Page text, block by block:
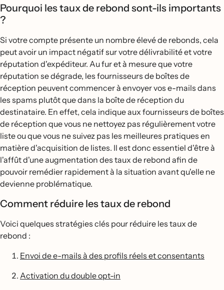
Pourquoi les taux de rebond sont-ils importants
?
Si votre compte présente un nombre élevé de rebonds, cela
peut avoir un impact négatif sur votre délivrabilité et votre
réputation d'expéditeur. Au fur et à mesure que votre
réputation se dégrade, les fournisseurs de boîtes de
réception peuvent commencer à envoyer vos e-mails dans
les spams plutôt que dans la boîte de réception du
destinataire. En effet, cela indique aux fournisseurs de boîtes
de réception que vous ne nettoyez pas régulièrement votre
liste ou que vous ne suivez pas les meilleures pratiques en
matière d'acquisition de listes. Il est donc essentiel d'être à
l'affût d'une augmentation des taux de rebond afin de
pouvoir remédier rapidement à la situation avant qu'elle ne
devienne problématique.
Comment réduire les taux de rebond
Voici quelques stratégies clés pour réduire les taux de
rebond :
Envoi de e-mails à des profils réels et consentants
Activation du double opt-in